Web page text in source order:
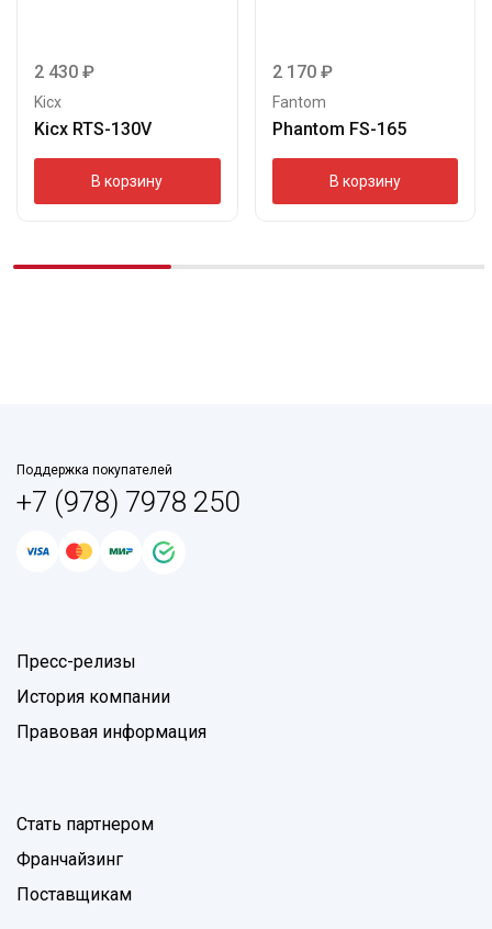
2 430 ₽
Kicx
Kicx RTS-130V
В корзину
2 170 ₽
Fantom
Phantom FS-165
В корзину
Поддержка покупателей
+7 (978) 7978 250
Пресс-релизы
История компании
Правовая информация
Стать партнером
Франчайзинг
Поставщикам